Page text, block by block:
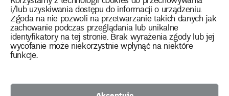
i/lub uzyskiwania dostępu do informacji o urządzeniu.
Zgoda na nie pozwoli na przetwarzanie takich danych jak
zachowanie podczas przeglądania lub unikalne
identyfikatory na tej stronie. Brak wyrażenia zgody lub jej
wycofanie może niekorzystnie wpłynąć na niektóre
funkcje.
Kontakt
instagram
twitterfacebookyoutube
tiktok
Polityka prywatności